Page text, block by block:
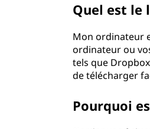
Quel est le
Mon ordinateur
ordinateur ou
tels que
de télécharger
Pourquoi